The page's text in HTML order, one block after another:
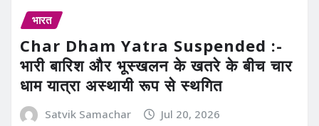
भारत
Char Dham Yatra Suspended :-
भारी बारिश और भूस्खलन के खतरे के बीच चार
धाम यात्रा अस्थायी रूप से स्थगित
Satvik Samachar Jul 20, 2026